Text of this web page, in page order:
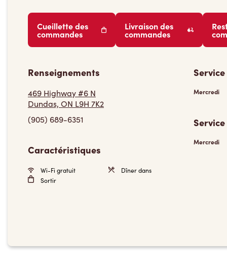
Cueillette des
commandes
Livraison des
commandes
Renseignements
469 Highway #6 N
Dundas, ON L9H 7K2
(905) 689-6351
Caractéristiques
Wi-Fi gratuit
Dîner dans
Sortir
Mercredi
Mercredi